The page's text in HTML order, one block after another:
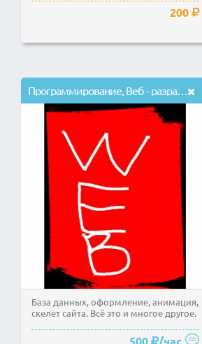
200
Программирование, Веб - разработка
База данных, оформление, анимация,
скелет сайта. Всё это и многое другое.
500 /час